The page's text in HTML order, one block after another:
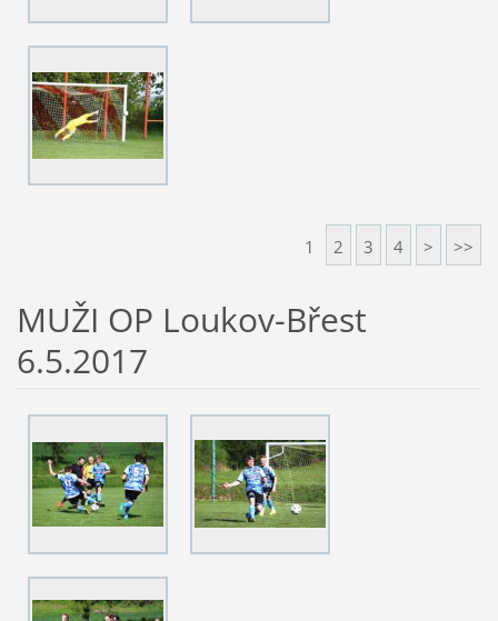
1 2 3 4 > >>
MUŽI OP Loukov-Břest
6.5.2017